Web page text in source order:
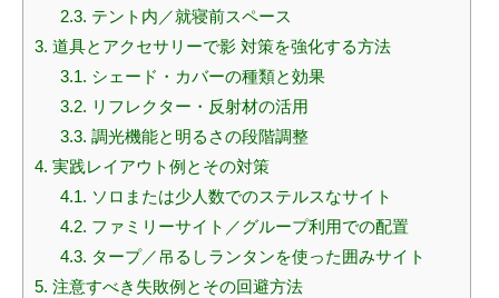
2.3. テント内／就寝前スペース
3. 道具とアクセサリーで影 対策を強化する方法
3.1. シェード・カバーの種類と効果
3.2. リフレクター・反射材の活用
3.3. 調光機能と明るさの段階調整
4. 実践レイアウト例とその対策
4.1. ソロまたは少人数でのステルスなサイト
4.2. ファミリーサイト／グループ利用での配置
4.3. タープ／吊るしランタンを使った囲みサイト
5. 注意すべき失敗例とその回避方法